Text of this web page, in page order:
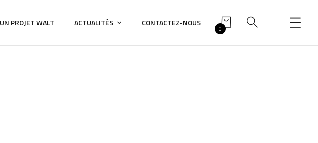
UN PROJET WALT ACTUALITÉS CONTACTEZ-NOUS
0